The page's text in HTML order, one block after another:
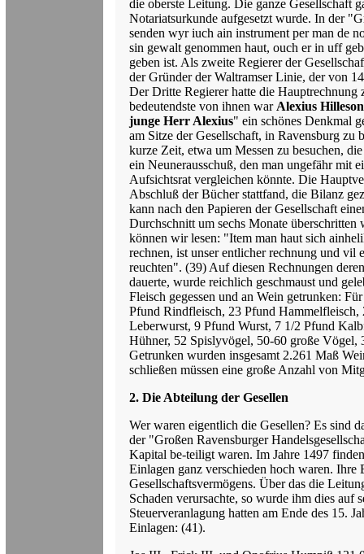
die oberste Leitung. Die ganze Gesellschaft
Notariatsurkunde aufgesetzt wurde. In der
senden wyr iuch ain instrument per man de
sin gewalt genommen haut, ouch er in uff
geben ist. Als zweite Regierer der
der Gründer der Waltramser Linie, der von
Der Dritte Regierer hatte die Hauptrechnung
bedeutendste von ihnen war Alexius Hilleson
junge Herr Alexius" ein schönes Denkmal
am Sitze der Gesellschaft, in Ravensburg
kurze Zeit, etwa um Messen zu besuchen,
ein Neunerausschuß, den man ungefähr mit
Aufsichtsrat vergleichen könnte. Die
Abschluß der Bücher stattfand, die Bilanz
kann nach den Papieren der Gesellschaft
Durchschnitt um sechs Monate
können wir lesen: "Item man haut sich
rechnen, ist unser entlicher rechnung und vil
reuchten". (39) Auf diesen Rechnungen
dauerte, wurde reichlich geschmaust und
Fleisch gegessen und an Wein getrunken:
Pfund Rindfleisch, 23 Pfund
Leberwurst, 9 Pfund Wurst, 7 1/2 Pfund
Hühner, 52 Spislyvögel, 50-60 große Vögel,
Getrunken wurden insgesamt 2.261 Maß
schließen müssen eine große Anzahl von
2. Die Abteilung der Gesellen
Wer waren eigentlich die Gesellen? Es sind
der "Großen Ravensburger
Kapital be-teiligt waren. Im Jahre 1497
Einlagen ganz verschieden hoch waren. Ihre
Gesellschaftsvermögens. Über das die
Schaden verursachte, so wurde ihm dies auf
Steuerveranlagung hatten am Ende des 15.
Einlagen: (41).